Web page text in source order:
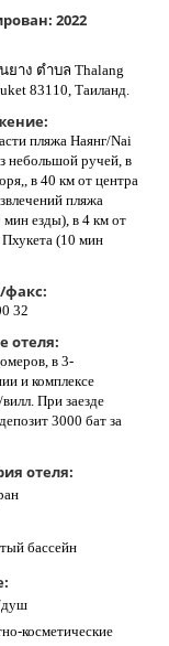
2022
ยาง ตำบล Thalang
83110, Таиланд.
пляжа Наянг/Nai
небольшой ручей, в
в 40 км от центра
пляжа
мин езды), в 4 км от
(10 мин
факс:
32
отеля:
в 3-
и комплексе
При заезде
3000 бат за
отеля:
бассейн
душ
косметические